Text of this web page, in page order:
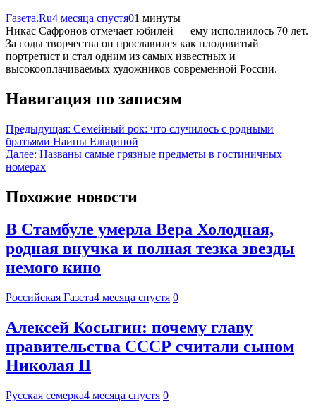
Газета.Ru4 месяца спустя01 минуты
Никас Сафронов отмечает юбилей — ему исполнилось 70 лет.
За годы творчества он прославился как плодовитый
портретист и стал одним из самых известных и
высокооплачиваемых художников современной России.
Навигация по записям
Предыдущая: Семейный рок: что случилось с родными
братьями Наины Ельциной
Далее: Названы самые грязные предметы в гостиничных
номерах
Похожие новости
В Стамбуле умерла Вера Холодная,
родная внучка и полная тезка звезды
немого кино
Российская Газета4 месяца спустя 0
Алексей Косыгин: почему главу
правительства СССР считали сыном
Николая II
Русская семерка4 месяца спустя 0